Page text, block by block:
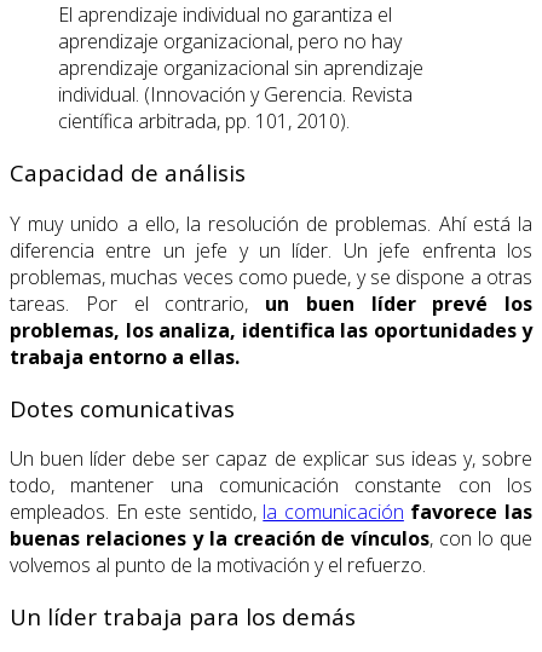
El aprendizaje individual no garantiza el
aprendizaje organizacional, pero no hay
aprendizaje organizacional sin aprendizaje
individual. (Innovación y Gerencia. Revista
científica arbitrada, pp. 101, 2010).
Capacidad de análisis
Y muy unido a ello, la resolución de problemas. Ahí está la
diferencia entre un jefe y un líder. Un jefe enfrenta los
problemas, muchas veces como puede, y se dispone a otras
tareas. Por el contrario, un buen líder prevé los
problemas, los analiza, identifica las oportunidades y
trabaja entorno a ellas.
Dotes comunicativas
Un buen líder debe ser capaz de explicar sus ideas y, sobre
todo, mantener una comunicación constante con los
empleados. En este sentido, la comunicación favorece las
buenas relaciones y la creación de vínculos, con lo que
volvemos al punto de la motivación y el refuerzo.
Un líder trabaja para los demás